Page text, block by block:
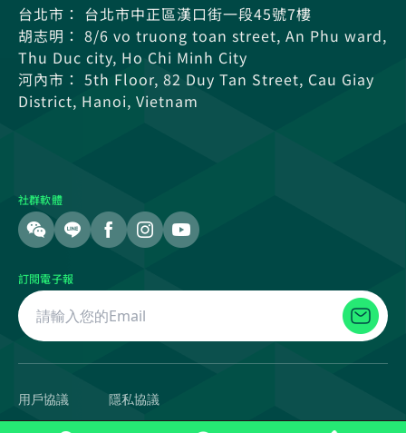
台北市： 台北市中正區漢口街一段45號7樓
胡志明： 8/6 vo truong toan street, An Phu ward,
Thu Duc city, Ho Chi Minh City
河內市： 5th Floor, 82 Duy Tan Street, Cau Giay
District, Hanoi, Vietnam
社群軟體
訂閱電子報
用戶協議 隱私協議